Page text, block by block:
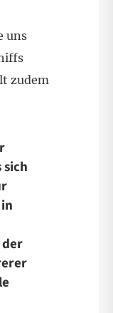
uns
zudem